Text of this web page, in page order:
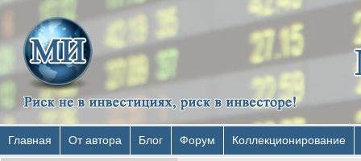
Главная От автора Блог Форум Коллекционирование